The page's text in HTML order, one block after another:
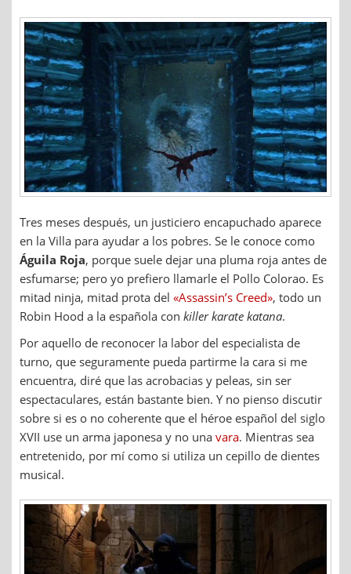
Tres meses después, un justiciero encapuchado aparece
en la Villa para ayudar a los pobres. Se le conoce como
Águila Roja, porque suele dejar una pluma roja antes de
esfumarse; pero yo prefiero llamarle el Pollo Colorao. Es
mitad ninja, mitad prota del «Assassin’s Creed», todo un
Robin Hood a la española con killer karate katana.
Por aquello de reconocer la labor del especialista de
turno, que seguramente pueda partirme la cara si me
encuentra, diré que las acrobacias y peleas, sin ser
espectaculares, están bastante bien. Y no pienso discutir
sobre si es o no coherente que el héroe español del siglo
XVII use un arma japonesa y no una vara. Mientras sea
entretenido, por mí como si utiliza un cepillo de dientes
musical.